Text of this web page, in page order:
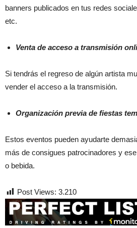
banners publicados en tus redes
etc.
Venta de acceso a transmisión
Si tendrás el regreso de algún artista
vender el acceso a la transmisión.
Organización previa de fiestas
Estos eventos pueden ayudarte
más de consigues patrocinadores y
o bebida.
Post Views: 3.210